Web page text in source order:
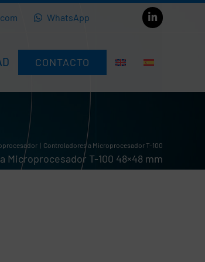
WhatsApp
CONTACTO
Controladores a Microprocesador T-100
Microprocesador T-100 48×48 mm